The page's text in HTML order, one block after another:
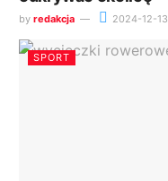
by redakcja 2024-12-13
SPORT